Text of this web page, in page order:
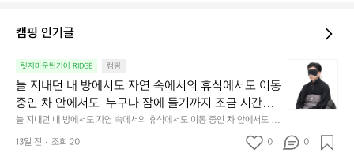
캠핑 인기글
릿지마운틴기어 RIDGE 캠핑
늘 지내던 내 방에서도 자연 속에서의 휴식에서도 이동
중인 차 안에서도  누구나 잠에 들기까지 조금 시간이
걸리는 순간이 있습니다.  그럴 때는 차분하게 눈을 가
려보세요. 마치 암막 커튼을 조용히 내리듯이.  Polarte
c® Wind Pro™의 온기가 눈가를 포근히 감싸줍니다.
늘 지내던 내 방에서도 자연 속에서의 휴식에서도 이동 중인 차 안에서도  누
구나 잠에 들기까지 조금 시간이 걸리는 순간이 있습니다.  그럴 때는 차분하
게 눈을 가려보세요. 마치 암막 커튼을 조용히 내리듯이.  Polartec® Wind
내
던
방
13일 전 조회 20 0 0